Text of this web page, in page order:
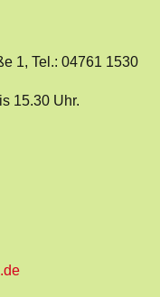
1, Tel.: 04761 1530
15.30 Uhr.